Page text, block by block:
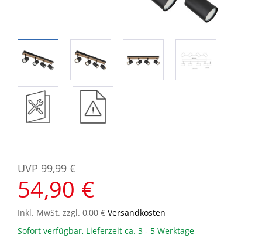
54,90 €
UVP 99,99 €
Inkl. MwSt. zzgl. 0,00 € Versandkosten
Sofort verfügbar, Lieferzeit ca. 3 - 5 Werktage